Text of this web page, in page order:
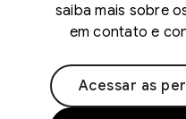
saiba mais sobre
em contato e
Acessar as